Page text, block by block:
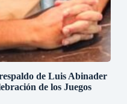
de Luis Abinader
de los Juegos